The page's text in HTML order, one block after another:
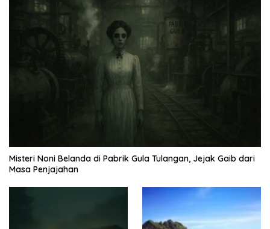
Misteri Noni Belanda di Pabrik Gula Tulangan, Jejak Gaib dari
Masa Penjajahan